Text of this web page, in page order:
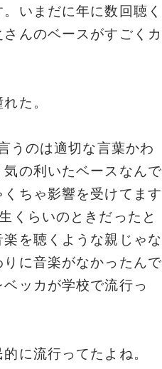
いまだに年に数回聴く
んのベースがすごくカ
た。
うのは適切な言葉かわ
の利いたベースなんで
ちゃ影響を受けてます
くらいのときだったと
を聴くような親じゃな
に音楽がなかったんで
ッカが学校で流行っ
に流行ってたよね。